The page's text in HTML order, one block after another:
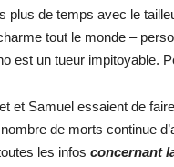
plus de temps avec le
tout le monde –
est un tueur impitoyable.
et Samuel essaient de
de morts continue
les infos concernant